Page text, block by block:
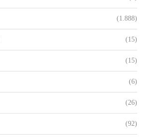
(1.888)
(15)
(15)
(6)
(26)
(92)